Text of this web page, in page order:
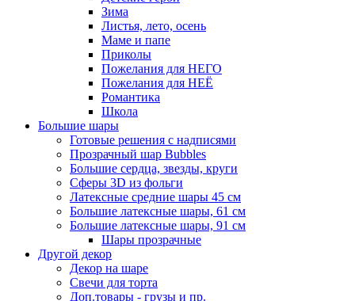
Зима
Листья, лето, осень
Маме и папе
Приколы
Пожелания для НЕГО
Пожелания для НЕЁ
Романтика
Школа
Большие шары
Готовые решения с надписями
Прозрачный шар Bubbles
Большие сердца, звезды, круги
Сферы 3D из фольги
Латексные средние шары 45 см
Большие латексные шары, 61 см
Большие латексные шары, 91 см
Шары прозрачные
Другой декор
Декор на шаре
Свечи для торта
Доп.товары - грузы и пр.